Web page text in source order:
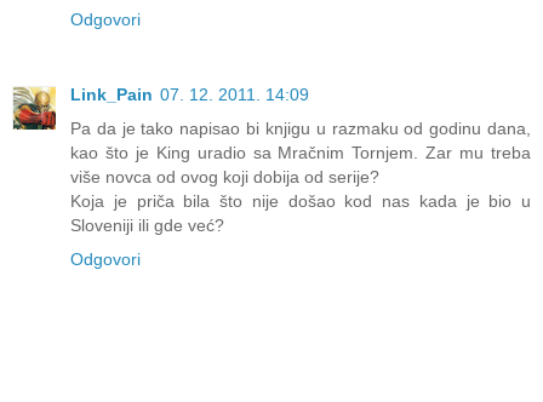
Odgovori
Link_Pain 07. 12. 2011. 14:09
Pa da je tako napisao bi knjigu u razmaku od godinu dana,
kao što je King uradio sa Mračnim Tornjem. Zar mu treba
više novca od ovog koji dobija od serije?
Koja je priča bila što nije došao kod nas kada je bio u
Sloveniji ili gde već?
Odgovori